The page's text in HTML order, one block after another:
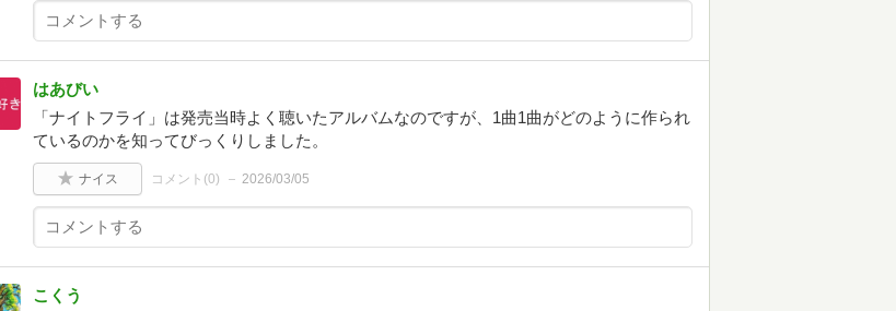
はあびい
「ナイトフライ」は発売当時よく聴いたアルバムなのですが、1曲1曲がどのように作られ
ているのかを知ってびっくりしました。
ナイス コメント(0) 2026/03/05
こくう